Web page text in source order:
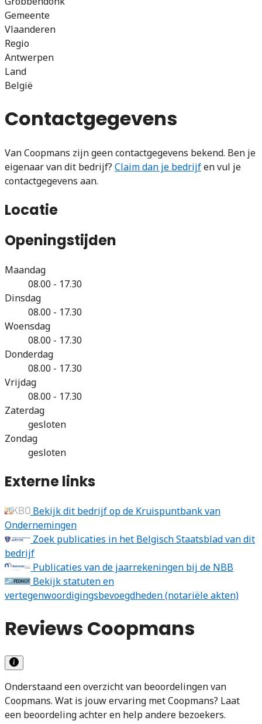
Gemeente
Vlaanderen
Regio
Antwerpen
Land
België
Contactgegevens
Van Coopmans zijn geen contactgegevens bekend. Ben je
eigenaar van dit bedrijf? Claim dan je bedrijfen vul je
contactgegevens aan.
Locatie
Openingstijden
Maandag
08.00 - 17.30
Dinsdag
08.00 - 17.30
Woensdag
08.00 - 17.30
Donderdag
08.00 - 17.30
Vrijdag
08.00 - 17.30
Zaterdag
gesloten
Zondag
gesloten
Externe links
Bekijk dit bedrijf op de Kruispuntbank van
Ondernemingen
Zoek publicaties in het Belgisch Staatsblad van dit
bedrijf
Publicaties van de jaarrekeningen bij de NBB
Bekijk statuten en
vertegenwoordigingsbevoegdheden (notariële akten)
Reviews Coopmans
Onderstaand een overzicht van beoordelingen van
Coopmans. Wat is jouw ervaring met Coopmans? Laat
een beoordeling achter en help andere bezoekers.